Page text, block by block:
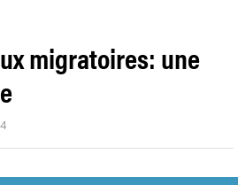
migratoires: une